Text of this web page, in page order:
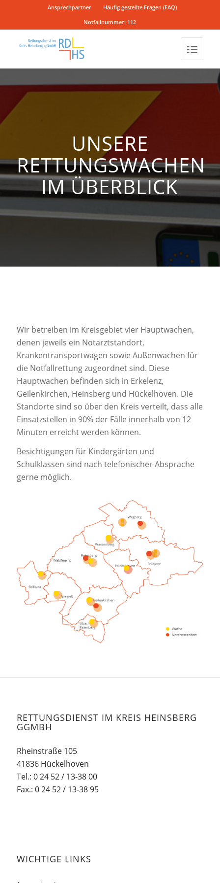
Ansprechpartner
Häufig gestellte Fragen (FAQ)
Notfallnummer: 112
UNSERE
RETTUNGSWACHEN
IM ÜBERBLICK
Wir betreiben im Kreisgebiet vier Hauptwachen,
denen jeweils ein Notarztstandort,
Krankentransportwagen sowie Außenwachen für
die Notfallrettung zugeordnet sind. Diese
Hauptwachen befinden sich in Erkelenz,
Geilenkirchen, Heinsberg und Hückelhoven. Die
Standorte sind so über den Kreis verteilt, dass alle
Einsatzstellen in 90% der Fälle innerhalb von 12
Minuten erreicht werden können.
Besichtigungen für Kindergärten und
Schulklassen sind nach telefonischer Absprache
gerne möglich.
2
4
6
10
11
1213
14
RETTUNGSDIENST IM KREIS HEINSBERG
GGMBH
Rheinstraße 105
41836 Hückelhoven
Tel.: 0 24 52 / 13-38 00
Fax.: 0 24 52 / 13-38 95
WICHTIGE LINKS